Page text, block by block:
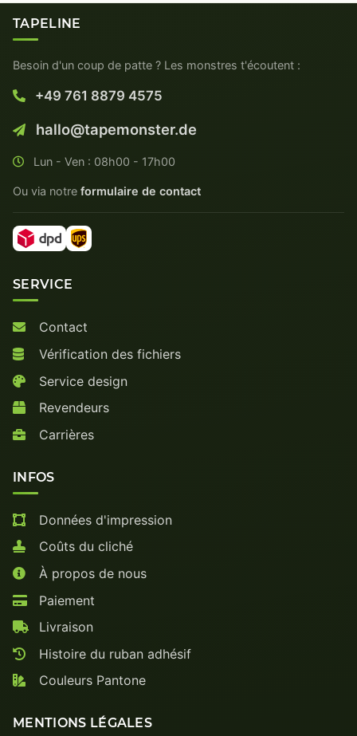
TAPELINE
Besoin d'un coup de patte ? Les monstres t'écoutent :
+49 761 8879 4575
hallo@tapemonster.de
Lun - Ven : 08h00 - 17h00
Ou via notre formulaire de contact
SERVICE
Contact
Vérification des fichiers
Service design
Revendeurs
Carrières
INFOS
Données d'impression
Coûts du cliché
À propos de nous
Paiement
Livraison
Histoire du ruban adhésif
Couleurs Pantone
MENTIONS LÉGALES